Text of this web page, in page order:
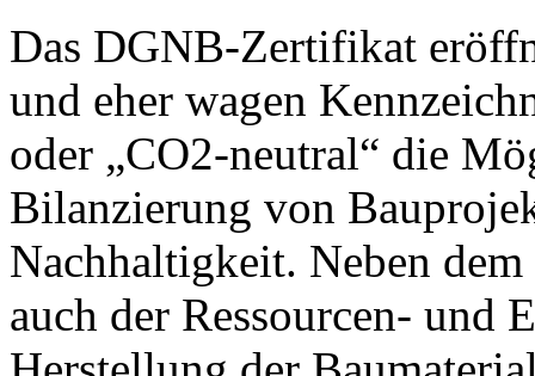
Das DGNB-Zertifikat
und eher wagen
oder „CO2-neutral“ die
Bilanzierung von
Nachhaltigkeit. Neben
auch der Ressourcen- und